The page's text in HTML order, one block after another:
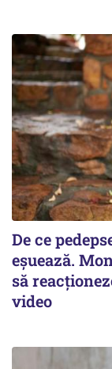
De ce
eșuează.
să
video